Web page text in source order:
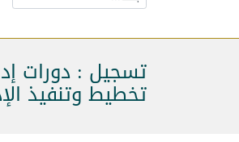
تسجيل : دورات
تخطيط وتنفيذ